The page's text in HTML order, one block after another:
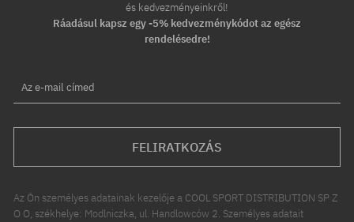
és kedvezményeinkről!
Ráadásul kapsz egy -5% kedvezménykódot az egész
rendelésedre!
Az e-mail címed
FELIRATKOZÁS
Az Ön személyes adatainak kezelője a COOL SPORT DISTRIBUTION SP Z
O O, székhelye: Modlniczka, ul. Handlowców 2. Személyes adatait